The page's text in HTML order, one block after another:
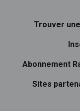
Trouver
Abonnement
Sites